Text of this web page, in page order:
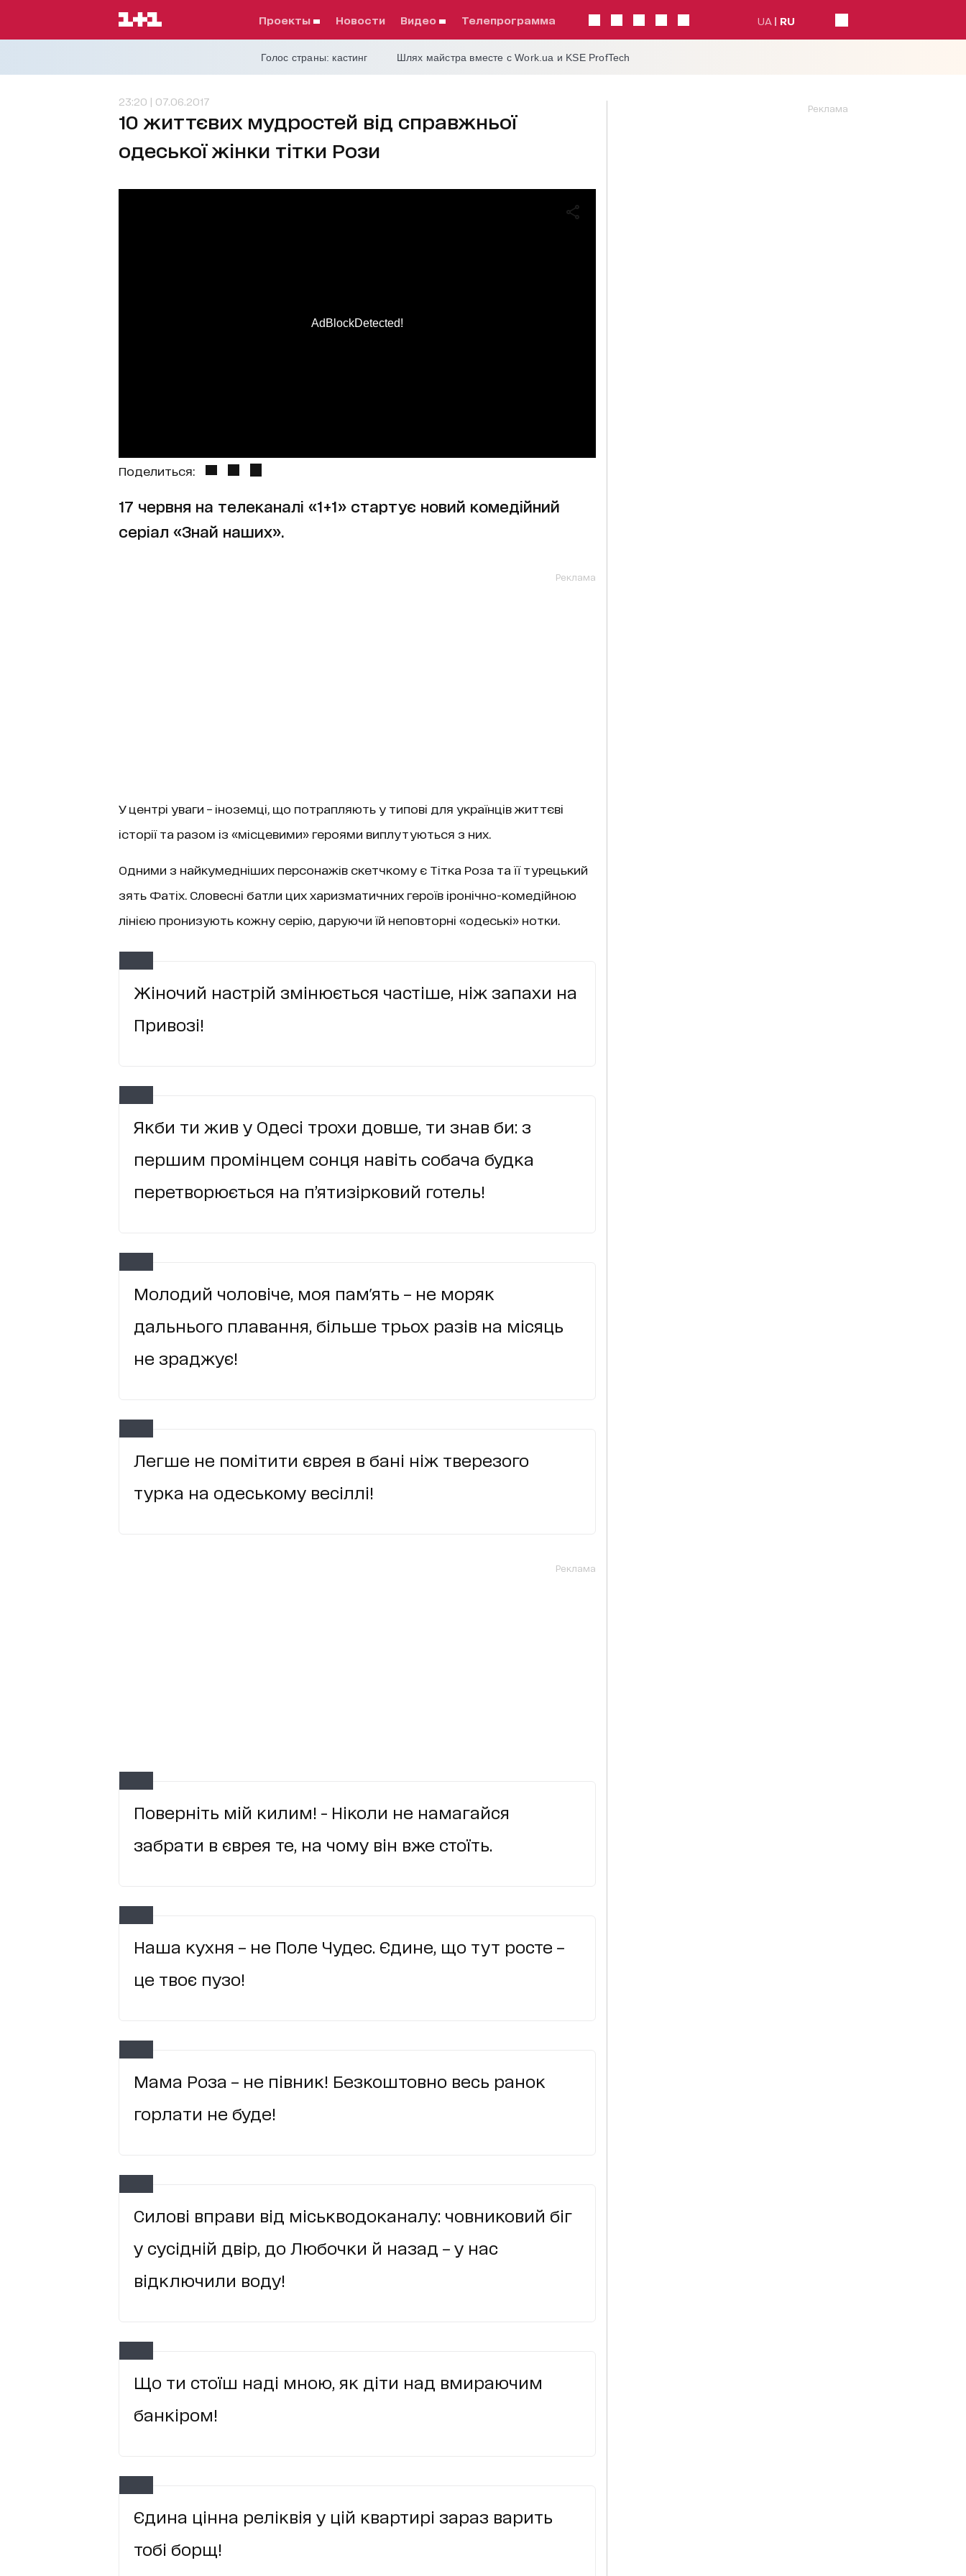
проекты Новости видео телепрограмма UA RU
Голос страны: кастинг Шлях майстра вместе с Work.ua и KSE ProfTech
23:20 | 07.06.2017
10 життєвих мудростей від справжньої
одеської жінки тітки Рози
AdBlockDetected!
Поделиться:
17 червня на телеканалі «1+1» стартує новий комедійний
серіал «Знай наших».
Реклама
У центрі уваги – іноземці, що потрапляють у типові для українців життєві
історії та разом із «місцевими» героями виплутуються з них.
Одними з найкумедніших персонажів скетчкому є Тітка Роза та її турецький
зять Фатіх. Словесні батли цих харизматичних героїв іронічно-комедійною
лінією пронизують кожну серію, даруючи їй неповторні «одеські» нотки.
Жіночий настрій змінюється частіше, ніж запахи на
Привозі!
Якби ти жив у Одесі трохи довше, ти знав би: з
першим промінцем сонця навіть собача будка
перетворюється на п’ятизірковий готель!
Молодий чоловіче, моя пам'ять – не моряк
дальнього плавання, більше трьох разів на місяць
не зраджує!
Легше не помітити єврея в бані ніж тверезого
турка на одеському весіллі!
Реклама
Поверніть мій килим! - Ніколи не намагайся
забрати в єврея те, на чому він вже стоїть.
Наша кухня – не Поле Чудес. Єдине, що тут росте –
це твоє пузо!
Мама Роза – не півник! Безкоштовно весь ранок
горлати не буде!
Силові вправи від міськводоканалу: човниковий біг
у сусідній двір, до Любочки й назад – у нас
відключили воду!
Що ти стоїш наді мною, як діти над вмираючим
банкіром!
Єдина цінна реліквія у цій квартирі зараз варить
тобі борщ!
Реклама